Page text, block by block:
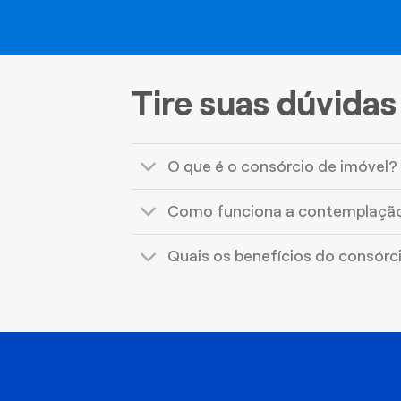
Tire suas dúvidas
O que é o consórcio de imóvel?
Como funciona a
Quais os benefícios do